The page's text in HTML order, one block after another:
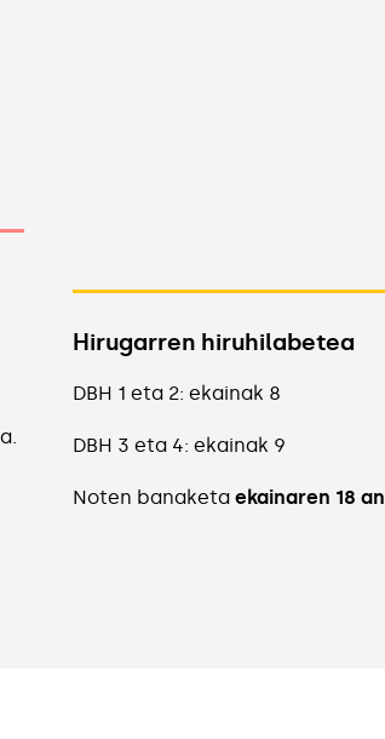
Hirugarren hiruhilabetea
DBH 1 eta 2: ekainak 8
DBH 3 eta 4: ekainak 9
Noten banaketa ekainaren 18 an